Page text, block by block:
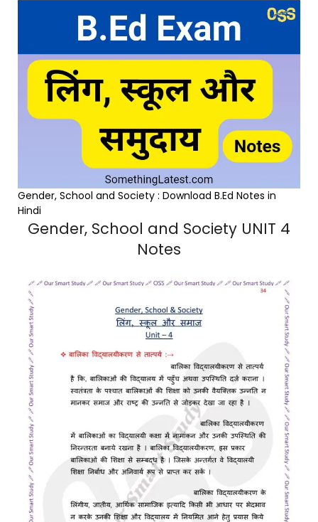
Gender, School and Society : Download B.Ed Notes in
Hindi
Gender, School and Society UNIT 4
Notes